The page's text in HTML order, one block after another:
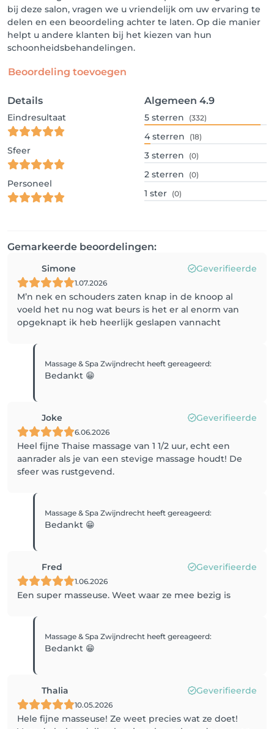
bij deze salon, vragen we u vriendelijk om uw ervaring te
delen en een beoordeling achter te laten. Op die manier
helpt u andere klanten bij het kiezen van hun
schoonheidsbehandelingen.
Beoordeling toevoegen
Details
Eindresultaat
Sfeer
Personeel
Algemeen 4.9
5 sterren (332)
4 sterren (18)
3 sterren (0)
2 sterren (0)
1 ster (0)
Gemarkeerde beoordelingen:
Simone Geverifieerde
1.07.2026
M’n nek en schouders zaten knap in de knoop al
voeld het nu nog wat beurs is het er al enorm van
opgeknapt ik heb heerlijk geslapen vannacht
Massage & Spa Zwijndrecht heeft gereageerd:
Bedankt 😁
Joke Geverifieerde
6.06.2026
Heel fijne Thaise massage van 1 1/2 uur, echt een
aanrader als je van een stevige massage houdt! De
sfeer was rustgevend.
Massage & Spa Zwijndrecht heeft gereageerd:
Bedankt 😁
Fred Geverifieerde
1.06.2026
Een super masseuse. Weet waar ze mee bezig is
Massage & Spa Zwijndrecht heeft gereageerd:
Bedankt 😁
Thalia Geverifieerde
10.05.2026
Hele fijne masseuse! Ze weet precies wat ze doet!